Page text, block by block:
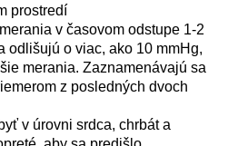
prostredí
v časovom odstupe 1-2
odlišujú o viac, ako 10 mmHg,
merania. Zaznamenávajú sa
z posledných dvoch
byť v úrovni srdca, chrbát a